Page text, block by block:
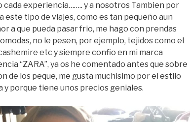
cada experiencia…….. y a nosotros Tambien por
este tipo de viajes, como es tan pequeño aun
a que pueda pasar frio, me hago con prendas
no le pesen, por ejemplo, tejidos como el
etc y siempre confio en mi marca
“ZARA”, ya os he comentado antes que sobre
de los peque, me gusta muchisimo por el estilo
y porque tiene unos precios geniales.